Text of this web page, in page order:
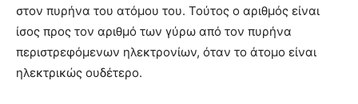
στον πυρήνα του ατόμου του. Τούτος ο αριθμός είναι
ίσος προς τον αριθμό των γύρω από τον πυρήνα
περιστρεφόμενων ηλεκτρονίων, όταν το άτομο είναι
ηλεκτρικώς ουδέτερο.